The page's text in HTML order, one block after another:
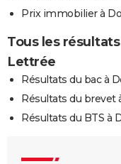
Prix immobilier à
Tous les
Lettrée
Résultats du bac à
Résultats du
Résultats du BTS